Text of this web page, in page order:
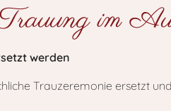
im
werden
Trauzeremonie ersetzt